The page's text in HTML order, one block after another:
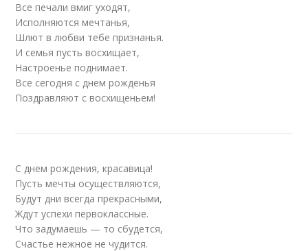
Все печали вмиг уходят,
Исполняются мечтанья,
Шлют в любви тебе признанья.
И семья пусть восхищает,
Настроенье поднимает.
Все сегодня с днем рожденья
Поздравляют с восхищеньем!
С днем рождения, красавица!
Пусть мечты осуществляются,
Будут дни всегда прекрасными,
Ждут успехи первоклассные.
Что задумаешь — то сбудется,
Счастье нежное не чудится.